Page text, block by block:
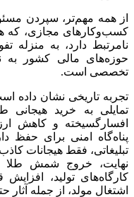
از همه مهم‌تر، سپردن
کسب‌وکارهای مجازی، که
نامرتبط دارد، به منزله
حوزه‌های مالی کشور به
تخصصی است.
تجربه تاریخی نشان داده
تمایلی به خرید هیجانی
افسارگسیخته و کاهش
پناه‌گاه امنی برای حفظ
تبلیغاتی، فقط هیجانات
نهایت، خروج شمش طلا
کارگاه‌های تولید،
اشتغال مولد، از جمله آثار